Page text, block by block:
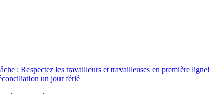
: Respectez les travailleurs et travailleuses en première ligne!
un jour férié